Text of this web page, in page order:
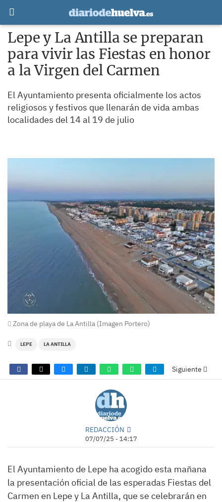
Lepe y La Antilla se preparan
para vivir las Fiestas en honor
a la Virgen del Carmen
El Ayuntamiento presenta oficialmente los actos
religiosos y festivos que llenarán de vida ambas
localidades del 14 al 19 de julio
Zona de playa de La Antilla (Imagen Portero)
LEPE LA ANTILLA
Siguiente
REDACCIÓN
07/07/25 - 14:17
El Ayuntamiento de Lepe ha acogido esta mañana
la presentación oficial de las esperadas Fiestas del
Carmen en Lepe y La Antilla, que se celebrarán en